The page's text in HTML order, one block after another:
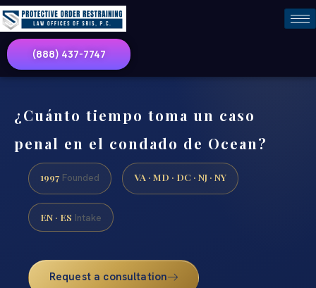
(888) 437-7747
¿Cuánto tiempo toma un caso
penal en el condado de Ocean?
1997 Founded VA · MD · DC · NJ · NY
EN · ES Intake
Request a consultation